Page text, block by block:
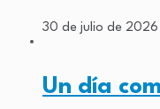
30 de julio de 2026
Un día